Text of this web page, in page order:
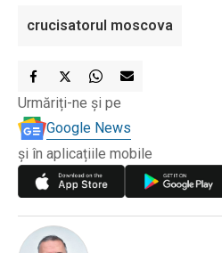
crucisatorul moscova
Urmăriți-ne și pe
Google News
și în aplicațiile mobile